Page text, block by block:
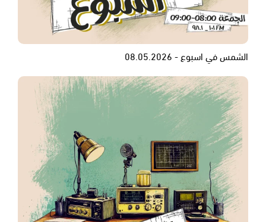
الشمس في اسبوع - 08.05.2026